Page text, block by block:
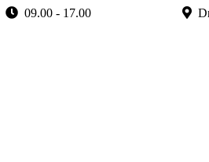
09.00 - 17.00